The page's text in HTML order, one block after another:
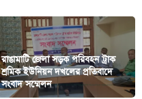
রাঙামাটি জেলা সড়ক পরিবহন ট্রাক
শ্রমিক ইউনিয়ন দখলের প্রতিবাদে
সংবাদ সম্মেলন